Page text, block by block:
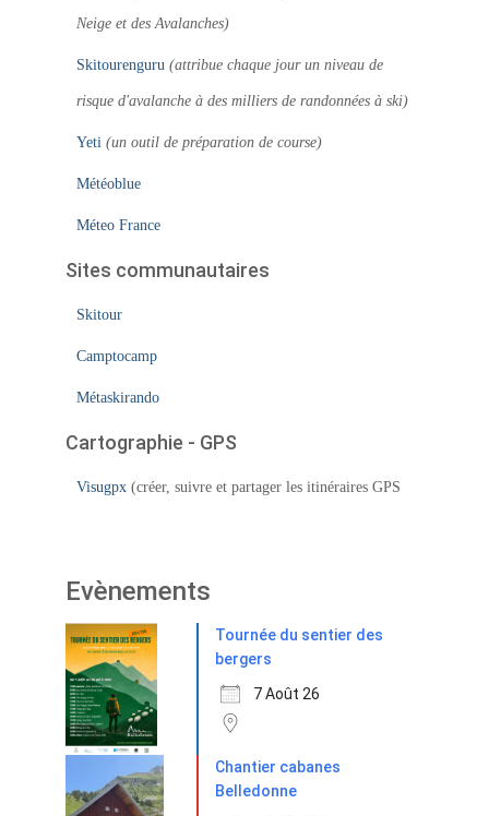
Neige et des Avalanches)
Skitourenguru (attribue chaque jour un niveau de
risque d'avalanche à des milliers de randonnées à ski)
Yeti (un outil de préparation de course)
Météoblue
Méteo France
Sites communautaires
Skitour
Camptocamp
Métaskirando
Cartographie - GPS
Visugpx (créer, suivre et partager les itinéraires GPS
Evènements
Tournée du sentier des
bergers
7 Août 26
Chantier cabanes
Belledonne